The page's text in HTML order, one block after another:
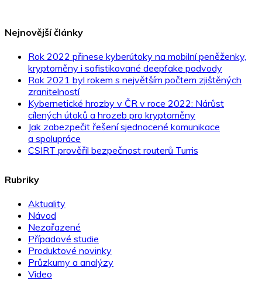
Nejnovější články
Rok 2022 přinese kyberútoky na mobilní peněženky,
kryptoměny i sofistikované deepfake podvody
Rok 2021 byl rokem s největším počtem zjištěných
zranitelností
Kybernetické hrozby v ČR v roce 2022: Nárůst
cílených útoků a hrozeb pro kryptoměny
Jak zabezpečit řešení sjednocené komunikace
a spolupráce
CSIRT prověřil bezpečnost routerů Turris
Rubriky
Aktuality
Návod
Nezařazené
Případové studie
Produktové novinky
Průzkumy a analýzy
Video